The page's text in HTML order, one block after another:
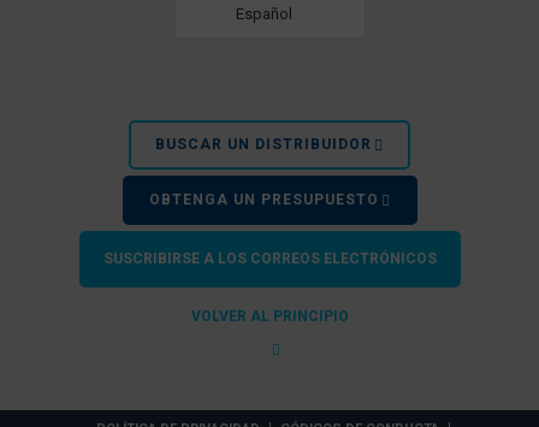
Español
BUSCAR UN DISTRIBUIDOR
OBTENGA UN PRESUPUESTO
SUSCRIBIRSE A LOS CORREOS ELECTRÓNICOS
VOLVER AL PRINCIPIO